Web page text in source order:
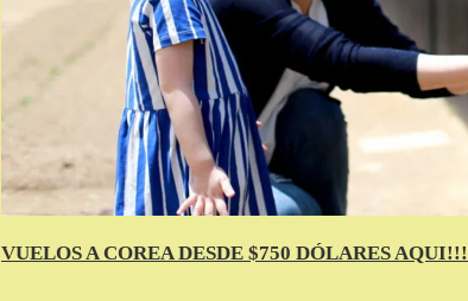
VUELOS A COREA DESDE $750 DÓLARES AQUI!!!